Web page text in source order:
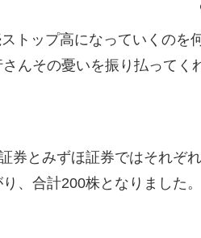
トップ高になっていくのを
んその憂いを振り払ってく
券とみずほ証券ではそれぞ
、合計200株となりました